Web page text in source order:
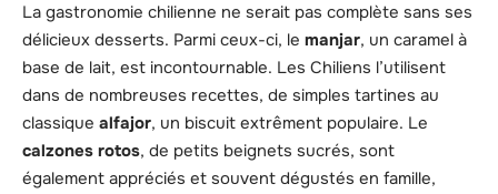
La gastronomie chilienne ne serait pas complète sans ses
délicieux desserts. Parmi ceux-ci, le manjar, un caramel à
base de lait, est incontournable. Les Chiliens l’utilisent
dans de nombreuses recettes, de simples tartines au
classique alfajor, un biscuit extrêment populaire. Le
calzones rotos, de petits beignets sucrés, sont
également appréciés et souvent dégustés en famille,